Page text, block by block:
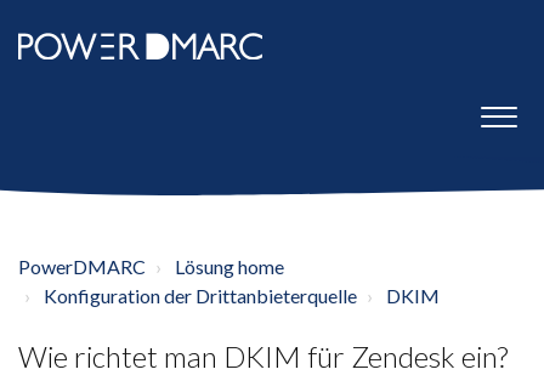
PowerDMARC
Lösung home
Konfiguration der Drittanbieterquelle
DKIM
Wie richtet man DKIM für Zendesk ein?